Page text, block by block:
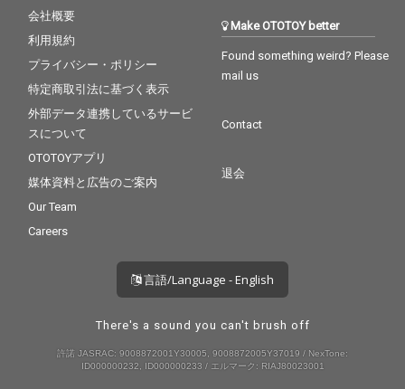
会社概要
利用規約
プライバシー・ポリシー
特定商取引法に基づく表示
外部データ連携しているサービ
スについて
OTOTOYアプリ
媒体資料と広告のご案内
Our Team
Careers
Make OTOTOY better
Found something weird? Please
mail us
Contact
退会
言語/Language - English
There's a sound you can't brush off
許諾 JASRAC: 9008872001Y30005, 9008872005Y37019 / NexTone:
ID000000232, ID000000233 / エルマーク: RIAJ80023001